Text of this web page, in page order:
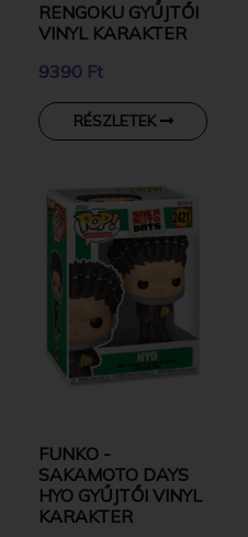
RENGOKU GYŰJTŐI
VINYL KARAKTER
9390 Ft
RÉSZLETEK
FUNKO -
SAKAMOTO DAYS
HYO GYŰJTŐI VINYL
KARAKTER